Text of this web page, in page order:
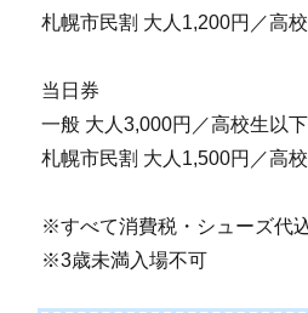
札幌市民割 大人1,200円／高
当日券
一般 大人3,000円／高校生以
札幌市民割 大人1,500円／高
※すべて消費税・シューズ代
※3歳未満入場不可